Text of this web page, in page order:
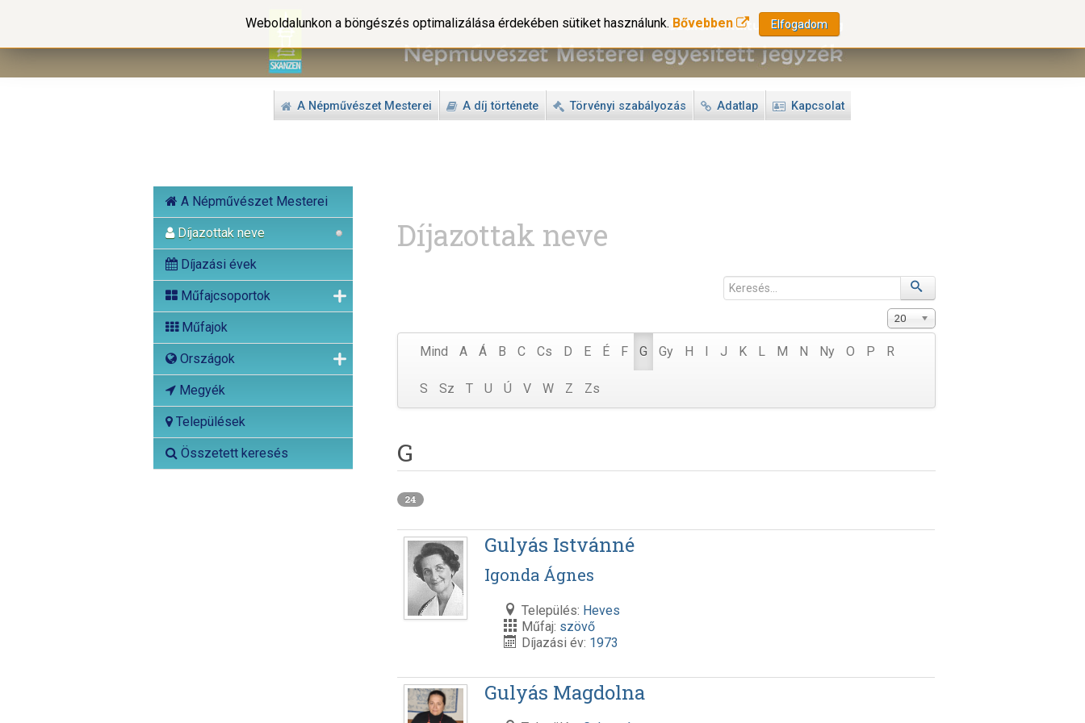
A Népművészet Mesterei A díj története Törvényi szabályozás Adatlap Kapcsolat
A Népművészet Mesterei
Díjazottak neve
Díjazási évek
Műfajcsoportok
Műfajok
Országok
Megyék
Települések
Összetett keresés
Weboldalunkon a böngészés optimalizálása érdekében sütiket használunk. Bővebben Elfogadom
Díjazottak neve
20
Mind A Á B C Cs D E É F G Gy H I J K L M N Ny O P R
S Sz T U Ú V W Z Zs
G
24
Gulyás Istvánné
Igonda Ágnes
Település: Heves
Műfaj: szövő
Díjazási év: 1973
Gulyás Magdolna